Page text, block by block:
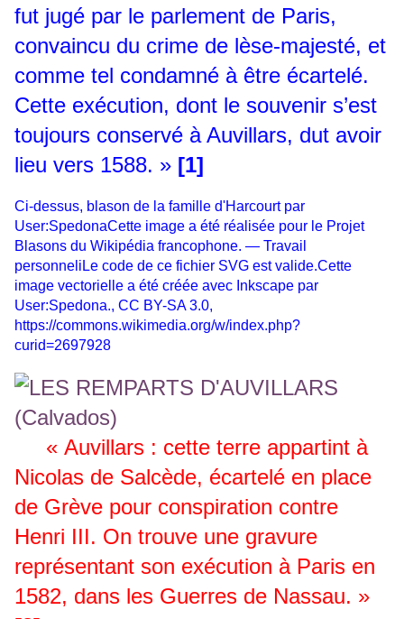
fut jugé par le parlement de Paris,
convaincu du crime de lèse-majesté, et
comme tel condamné à être écartelé.
Cette exécution, dont le souvenir s’est
toujours conservé à Auvillars, dut avoir
lieu vers 1588. » [1]
Ci-dessus, blason de la famille d'Harcourt par
User:SpedonaCette image a été réalisée pour le Projet
Blasons du Wikipédia francophone. — Travail
personneliLe code de ce fichier SVG est valide.Cette
image vectorielle a été créée avec Inkscape par
User:Spedona., CC BY-SA 3.0,
https://commons.wikimedia.org/w/index.php?
curid=2697928
« Auvillars : cette terre appartint à
Nicolas de Salcède, écartelé en place
de Grève pour conspiration contre
Henri III. On trouve une gravure
représentant son exécution à Paris en
1582, dans les Guerres de Nassau. »